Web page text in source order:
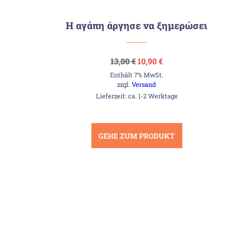
Η αγάπη άργησε να ξημερώσει
13,00€Ursprünglicher
Preis
war:
13,00 €
10,90€Aktueller
ist:
Enthält 7% MwSt.
zzgl.Versand
Lieferzeit: ca. 1-2 Werktage
GEHE ZUM PRODUKT